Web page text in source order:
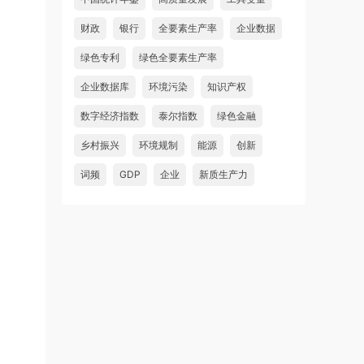
财政 银行 全要素生产率 企业数据
绿色专利 绿色全要素生产率
企业数据库 环境污染 知识产权
数字经济指数 泰尔指数 绿色金融
乡村振兴 环境规制 能源 创新
词频 GDP 企业 新质生产力